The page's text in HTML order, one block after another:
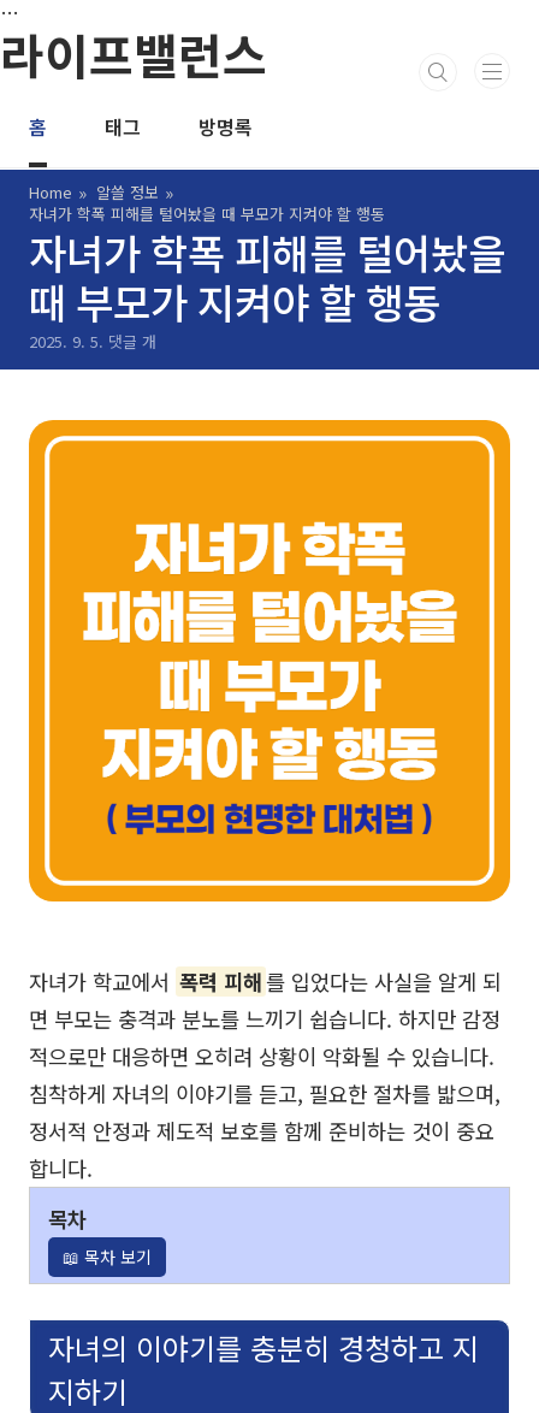
…
본문 바로가기
라이프밸런스
홈 태그 방명록
Home
알쓸 정보
자녀가 학폭 피해를 털어놨을 때 부모가 지켜야 할 행동
자녀가 학폭 피해를 털어놨을
때 부모가 지켜야 할 행동
2025. 9. 5. 댓글 개
자녀가 학교에서 폭력 피해를 입었다는 사실을 알게 되
면 부모는 충격과 분노를 느끼기 쉽습니다. 하지만 감정
적으로만 대응하면 오히려 상황이 악화될 수 있습니다.
침착하게 자녀의 이야기를 듣고, 필요한 절차를 밟으며,
정서적 안정과 제도적 보호를 함께 준비하는 것이 중요
합니다.
목차
📖 목차 보기
자녀의 이야기를 충분히 경청하고 지
지하기